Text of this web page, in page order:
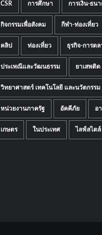
CSR การศึกษา การเงิน-ธน
กิจกรรมเพื่อสังคม กีฬา-ท่องเที่ยว
คลิป ท่องเที่ยว ธุรกิจ-การตล
ประเพณีและวัฒนธรรม ยาเสพติด
วิทยาศาสตร์ เทคโนโลยี และนวัตกรรม
หน่วยงานภาครัฐ อัคคีภัย อ
เกษตร ในประเทศ ไลฟ์สไตล์